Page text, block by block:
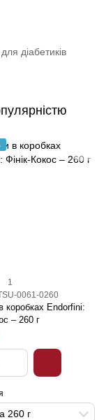
діабетиків
1
0061-0260
коробках Endorfini:
– 260 г
260 г